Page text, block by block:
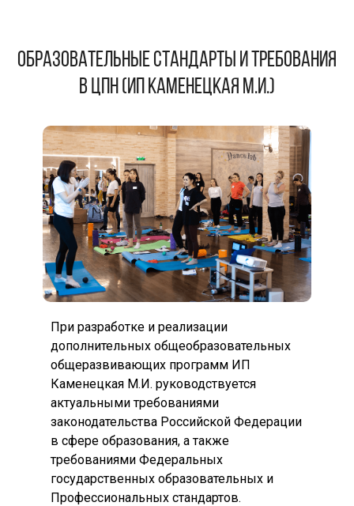
Образовательные стандарты и требования
в ЦПН (ИП Каменецкая М.И.)
При разработке и реализации
дополнительных общеобразовательных
общеразвивающих программ ИП
Каменецкая М.И. руководствуется
актуальными требованиями
законодательства Российской Федерации
в сфере образования, а также
требованиями Федеральных
государственных образовательных и
Профессиональных стандартов.